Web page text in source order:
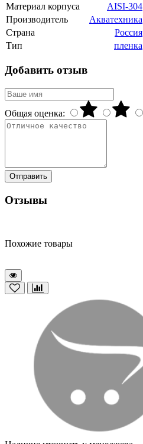
Материал корпуса
AISI-304
Производитель
Акватехника
Страна
Россия
Тип
пленка
Добавить отзыв
Общая оценка:
Отправить
Отзывы
Похожие товары